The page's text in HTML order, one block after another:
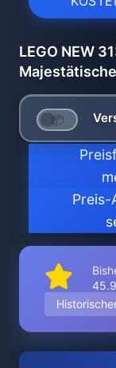
LEGO NEW
Preis-